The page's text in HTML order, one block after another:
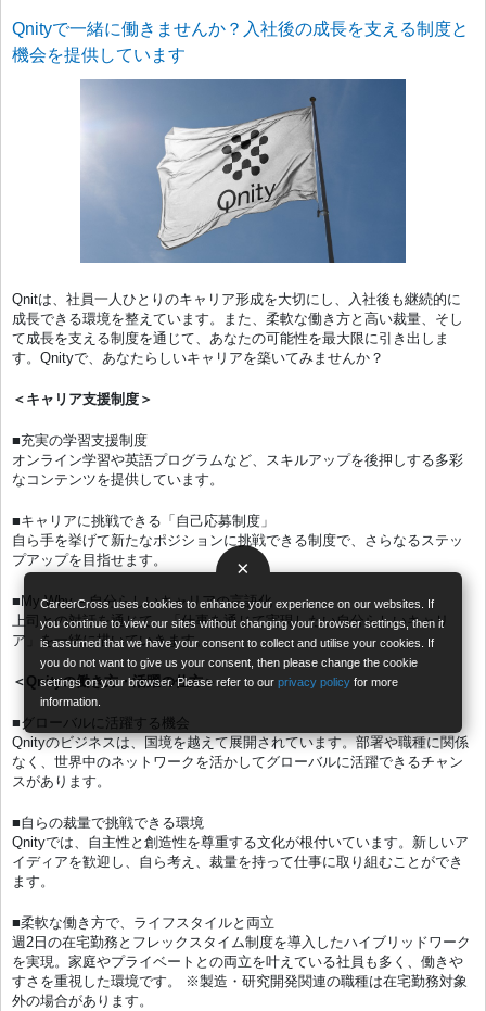
×
CareerCross uses cookies to enhance your experience on our websites. If
you continue to view our sites without changing your browser settings, then it
is assumed that we have your consent to collect and utilise your cookies. If
you do not want to give us your consent, then please change the cookie
settings on your browser. Please refer to ourprivacy policy for more
information.
Qnityで一緒に働きませんか？入社後の成長を支える制度と
機会を提供しています
Qnitは、社員一人ひとりのキャリア形成を大切にし、入社後も継続的に
成長できる環境を整えています。また、柔軟な働き方と高い裁量、そし
て成長を支える制度を通じて、あなたの可能性を最大限に引き出しま
す。Qnityで、あなたらしいキャリアを築いてみませんか？
＜キャリア支援制度＞
■充実の学習支援制度
オンライン学習や英語プログラムなど、スキルアップを後押しする多彩
なコンテンツを提供しています。
■キャリアに挑戦できる「自己応募制度」
自ら手を挙げて新たなポジションに挑戦できる制度で、さらなるステッ
プアップを目指せます。
■My Why – 自分らしいキャリアの言語化
上司との対話を通じて、「仕事を通じて実現したい自分らしいキャリ
ア」を一緒に描いていきます。
＜Qnityの働き方・活躍の仕方＞
■グローバルに活躍する機会
Qnityのビジネスは、国境を越えて展開されています。部署や職種に関係
なく、世界中のネットワークを活かしてグローバルに活躍できるチャン
スがあります。
■自らの裁量で挑戦できる環境
Qnityでは、自主性と創造性を尊重する文化が根付いています。新しいア
イディアを歓迎し、自ら考え、裁量を持って仕事に取り組むことができ
ます。
■柔軟な働き方で、ライフスタイルと両立
週2日の在宅勤務とフレックスタイム制度を導入したハイブリッドワーク
を実現。家庭やプライベートとの両立を叶えている社員も多く、働きや
すさを重視した環境です。 ※製造・研究開発関連の職種は在宅勤務対象
外の場合があります。